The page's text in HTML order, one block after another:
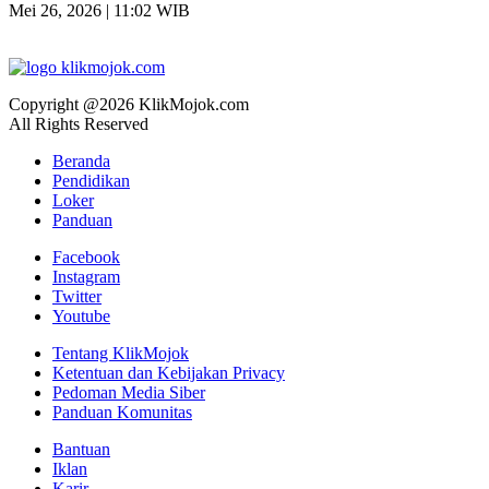
Mei 26, 2026 | 11:02 WIB
Copyright @2026 KlikMojok.com
All Rights Reserved
Beranda
Pendidikan
Loker
Panduan
Facebook
Instagram
Twitter
Youtube
Tentang KlikMojok
Ketentuan dan Kebijakan Privacy
Pedoman Media Siber
Panduan Komunitas
Bantuan
Iklan